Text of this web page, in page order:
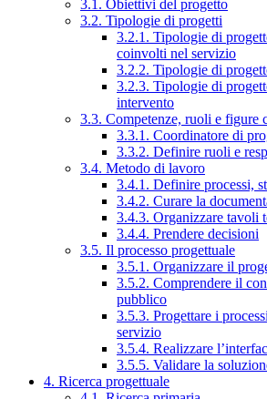
3.1. Obiettivi del progetto
3.2. Tipologie di progetti
3.2.1. Tipologie di
coinvolti nel servizio
3.2.2. Tipologie di
3.2.3. Tipologie di
intervento
3.3. Competenze, ruoli e figure
3.3.1. Coordinatore di
3.3.2. Definire ruoli e
3.4. Metodo di lavoro
3.4.1. Definire processi,
3.4.2. Curare la
3.4.3. Organizzare tavoli
3.4.4. Prendere decisioni
3.5. Il processo progettuale
3.5.1. Organizzare il
3.5.2. Comprendere il
pubblico
3.5.3. Progettare i
servizio
3.5.4. Realizzare
3.5.5. Validare la
4. Ricerca progettuale